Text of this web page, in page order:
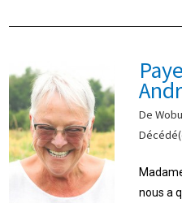
De
nous a